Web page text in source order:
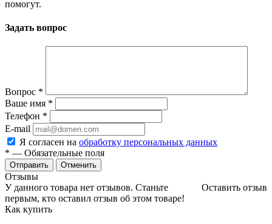
помогут.
Задать вопрос
Вопрос *
Ваше имя *
Телефон *
E-mail
Я согласен на обработку персональных данных
* — Обязательные поля
Отменить
Отзывы
Оставить отзыв
У данного товара нет отзывов. Станьте
первым, кто оставил отзыв об этом товаре!
Как купить